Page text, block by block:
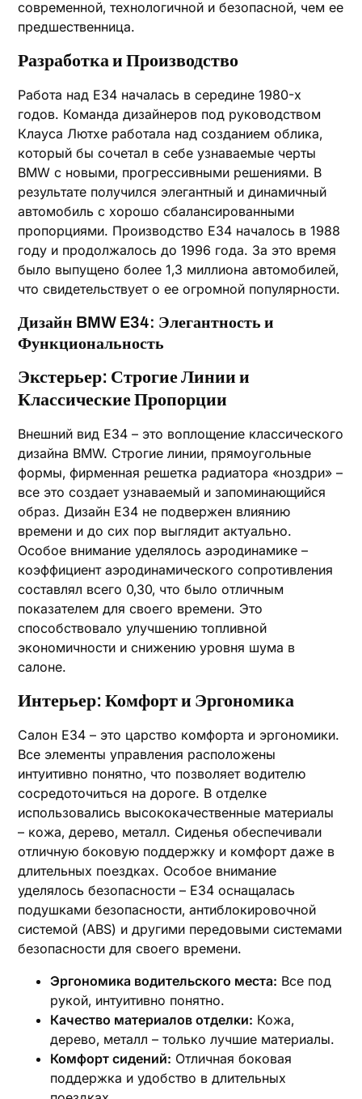
современной‚ технологичной и безопасной‚ чем ее
предшественница.
Разработка и Производство
Работа над E34 началась в середине 1980-х
годов. Команда дизайнеров под руководством
Клауса Лютхе работала над созданием облика‚
который бы сочетал в себе узнаваемые черты
BMW с новыми‚ прогрессивными решениями. В
результате получился элегантный и динамичный
автомобиль с хорошо сбалансированными
пропорциями. Производство E34 началось в 1988
году и продолжалось до 1996 года. За это время
было выпущено более 1‚3 миллиона автомобилей‚
что свидетельствует о ее огромной популярности.
Дизайн BMW E34: Элегантность и
Функциональность
Экстерьер: Строгие Линии и
Классические Пропорции
Внешний вид E34 – это воплощение классического
дизайна BMW. Строгие линии‚ прямоугольные
формы‚ фирменная решетка радиатора «ноздри» –
все это создает узнаваемый и запоминающийся
образ. Дизайн E34 не подвержен влиянию
времени и до сих пор выглядит актуально.
Особое внимание уделялось аэродинамике –
коэффициент аэродинамического сопротивления
составлял всего 0‚30‚ что было отличным
показателем для своего времени. Это
способствовало улучшению топливной
экономичности и снижению уровня шума в
салоне.
Интерьер: Комфорт и Эргономика
Салон E34 – это царство комфорта и эргономики.
Все элементы управления расположены
интуитивно понятно‚ что позволяет водителю
сосредоточиться на дороге. В отделке
использовались высококачественные материалы
– кожа‚ дерево‚ металл. Сиденья обеспечивали
отличную боковую поддержку и комфорт даже в
длительных поездках. Особое внимание
уделялось безопасности – E34 оснащалась
подушками безопасности‚ антиблокировочной
системой (ABS) и другими передовыми системами
безопасности для своего времени.
Эргономика водительского места: Все под
рукой‚ интуитивно понятно.
Качество материалов отделки: Кожа‚
дерево‚ металл – только лучшие материалы.
Комфорт сидений: Отличная боковая
поддержка и удобство в длительных